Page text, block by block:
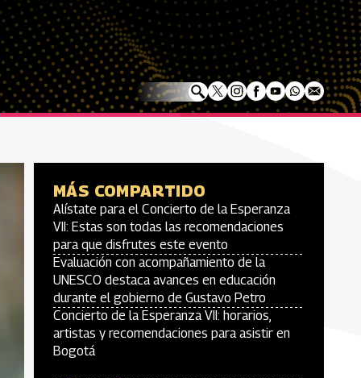
MÁS COMPARTIDO
Alístate para el Concierto de la Esperanza
VII: Estas son todas las recomendaciones
para que disfrutes este evento
Evaluación con acompañamiento de la
UNESCO destaca avances en educación
durante el gobierno de Gustavo Petro
Concierto de la Esperanza VII: horarios,
artistas y recomendaciones para asistir en
Bogotá